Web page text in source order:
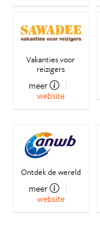
Vakanties voor
reizigers
meer
website
Ontdek de wereld
meer
website